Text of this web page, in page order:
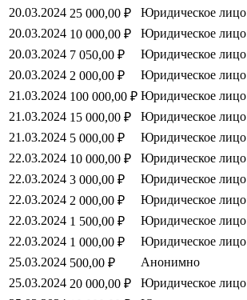
20.03.2024 25 000,00 ₽
Юридическое лицо
20.03.2024 10 000,00 ₽
Юридическое лицо
20.03.2024 7 050,00 ₽
Юридическое лицо
20.03.2024 2 000,00 ₽
Юридическое лицо
21.03.2024 100 000,00 ₽ Юридическое лицо
21.03.2024 15 000,00 ₽
Юридическое лицо
21.03.2024 5 000,00 ₽
Юридическое лицо
22.03.2024 10 000,00 ₽
Юридическое лицо
22.03.2024 3 000,00 ₽
Юридическое лицо
22.03.2024 2 000,00 ₽
Юридическое лицо
22.03.2024 1 500,00 ₽
Юридическое лицо
22.03.2024 1 000,00 ₽
Юридическое лицо
25.03.2024 500,00 ₽
Анонимно
25.03.2024 20 000,00 ₽
Юридическое лицо